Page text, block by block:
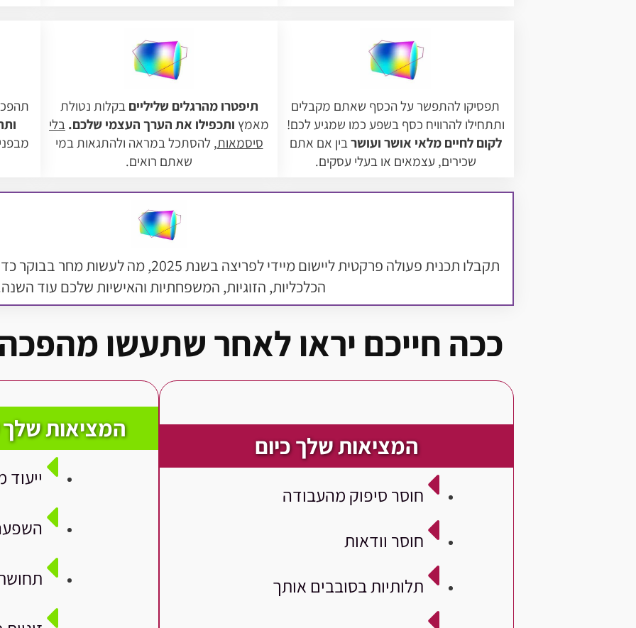
תפסיקו להתפשר על הכסף שאתם מקבלים
ותתחילו להרוויח כסף בשפע כמו שמגיע לכם!
לקום לחיים מלאי אושר ועושר בין אם אתם
שכירים, עצמאים או בעלי עסקים.
תיפטרו מהרגלים שליליים בקלות נטולת
מאמץ ותכפילו את הערך העצמי שלכם. בלי
סיסמאות, להסתכל במראה ולהתגאות במי
שאתם רואים.
תקבלו תכנית פעולה פרקטית ליישום מיידי לפריצה
הכלכליות, הזוגיות, המשפחתיות והאישיות שלכם עוד
ככה חייכם יראו לאחר שתעשו
המציאות שלך כיום
חוסר סיפוק מהעבודה
חוסר וודאות
תלותיות בסובבים אותך
המציאות